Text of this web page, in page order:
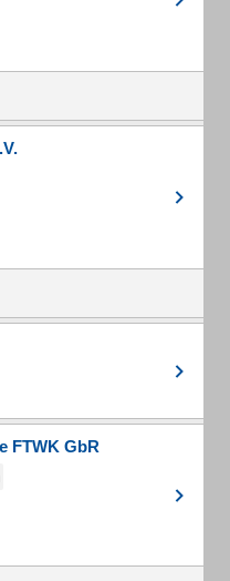
FTWK GbR